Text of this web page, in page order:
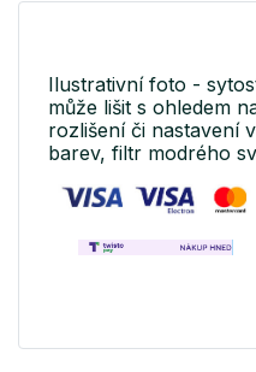
Ilustrativní foto -
může lišit s ohledem
rozlišení či nastavení
barev, filtr modrého